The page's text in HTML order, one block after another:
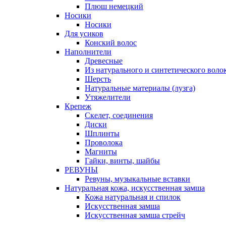
Плюш немецкий
Носики
Носики
Для усиков
Конский волос
Наполнители
Древесные
Из натурального и синтетического
Шерсть
Натуральные материалы (лузга)
Утяжелители
Крепеж
Скелет, соединения
Диски
Шплинты
Проволока
Магниты
Гайки, винты, шайбы
РЕВУНЫ
Ревуны, музыкальные вставки
Натуральная кожа, искусственная замша
Кожа натуральная и спилок
Искусственная замша
Искусственная замша стрейч